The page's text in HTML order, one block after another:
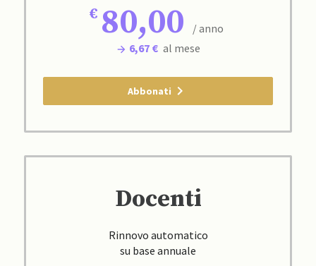
80,00
/ anno
6,67 € al mese
Abbonati
Docenti
Rinnovo automatico
su base annuale